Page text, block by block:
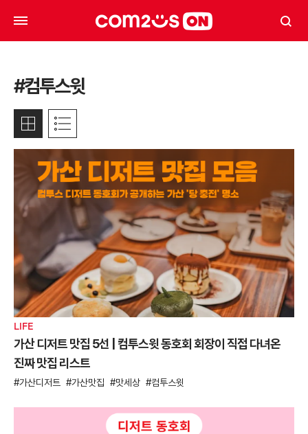
#컴투스윗
LIFE
가산 디저트 맛집 5선 | 컴투스윗 동호회 회장이 직접 다녀온
진짜 맛집 리스트
가산디저트 가산맛집 맛세상 컴투스윗